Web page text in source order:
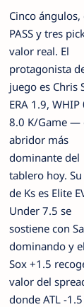
Cinco ángulos,
PASS y tres
valor real. El
protagonista
juego es Chris
ERA 1.9, WHIP
8.0 K/Game —
abridor más
dominante del
tablero hoy.
de Ks es Elite
Under 7.5 se
sostiene con
dominando y
Sox +1.5
valor del
donde ATL -